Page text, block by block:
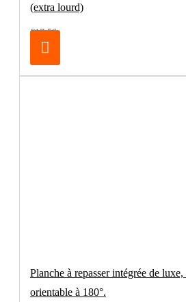
(extra lourd)
€17.50
Planche à repasser intégrée de
orientable à 180°.